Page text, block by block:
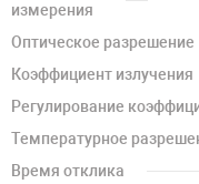
измерения
Оптическое разрешение
Коэффициент излучения
Регулирование
Температурное
Время отклика